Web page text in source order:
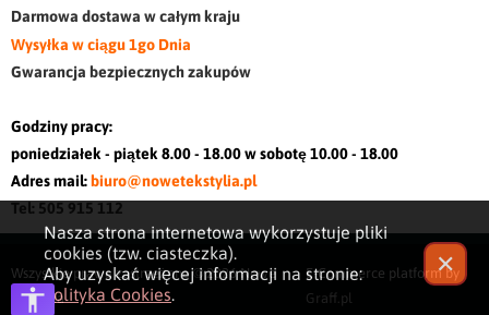
Darmowa dostawa w całym kraju
Wysyłka w ciągu 1go Dnia
Gwarancja bezpiecznych zakupów
Godziny pracy:
poniedziałek - piątek 8.00 - 18.00 w sobotę 10.00 - 18.00
Adres mail: biuro@nowetekstylia.pl
Tel: 505 915 112
Wszystkie prawa zastrzeżone © 2026Nowe
Tekstylia
E-Commerce platform by
Graff.pl
Nasza strona internetowa wykorzystuje pliki
cookies (tzw. ciasteczka).
Aby uzyskać więcej informacji na stronie:
Polityka Cookies.
✕